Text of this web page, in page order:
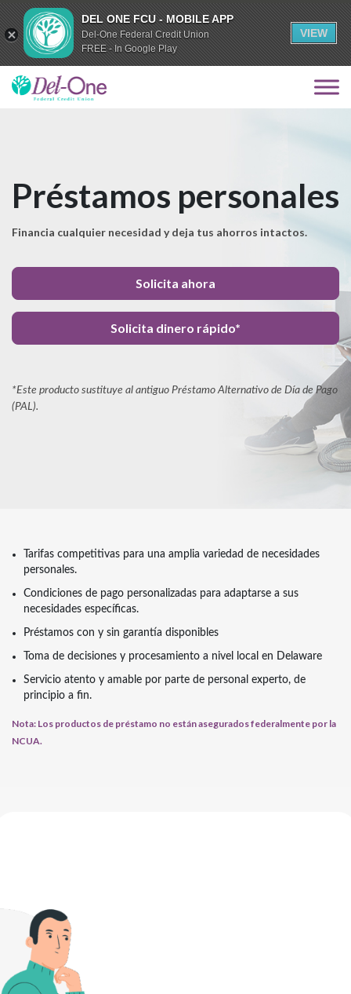
Préstamos personales
Financia cualquier necesidad y deja tus ahorros intactos.
Solicita ahora
Solicita dinero rápido*
*Este producto sustituye al antiguo Préstamo Alternativo de Día de Pago
(PAL).
Tarifas competitivas para una amplia variedad de necesidades
personales.
Condiciones de pago personalizadas para adaptarse a sus
necesidades específicas.
Préstamos con y sin garantía disponibles
Toma de decisiones y procesamiento a nivel local en Delaware
Servicio atento y amable por parte de personal experto, de
principio a fin.
Nota: Los productos de préstamo no están asegurados federalmente por la
NCUA.
DEL ONE FCU - MOBILE APP
Del-One Federal Credit Union
FREE - In Google Play
VIEW